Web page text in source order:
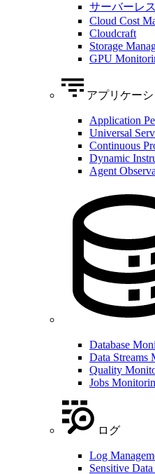
サーバーレス
Cloud Cost
Cloudcraft
Storage
GPU
アプリケー
Application
Universal
Continuous
Dynamic
Agent
Database
Data Streams
Quality
Jobs
ログ
Log
Sensitive